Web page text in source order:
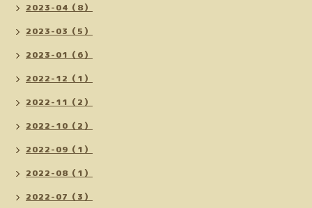
2023-04（8）
2023-03（5）
2023-01（6）
2022-12（1）
2022-11（2）
2022-10（2）
2022-09（1）
2022-08（1）
2022-07（3）